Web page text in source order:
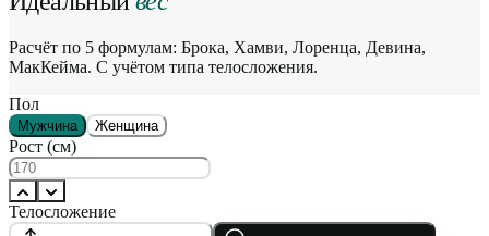
Расчёт по 5 формулам: Брока, Хамви, Лоренца, Девина,
МакКейма. С учётом типа телосложения.
Пол
Мужчина Женщина
Рост (см)
Телосложение